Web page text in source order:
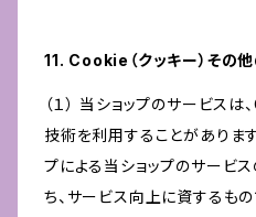
11. Cookie（クッキー）その
（１） 当ショップのサービス
技術を利用することがありま
プによる当ショップのサービ
ち、サービス向上に資するも